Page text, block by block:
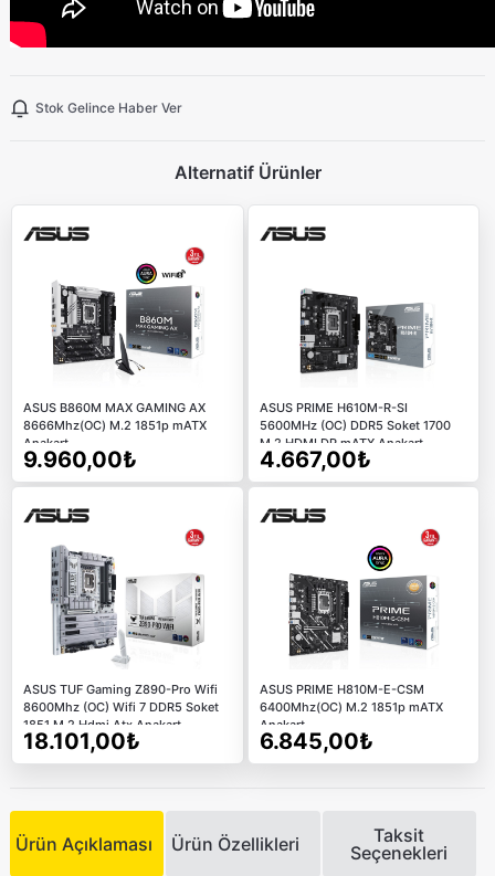
Stok Gelince Haber Ver
Alternatif Ürünler
ASUS B860M MAX GAMING AX
8666Mhz(OC) M.2 1851p mATX
Anakart
9.960,00₺
ASUS PRIME H610M-R-SI
5600MHz (OC) DDR5 Soket 1700
M.2 HDMI DP mATX Anakart
4.667,00₺
ASUS TUF Gaming Z890-Pro Wifi
8600Mhz (OC) Wifi 7 DDR5 Soket
1851 M.2 Hdmi Atx Anakart
18.101,00₺
ASUS PRIME H810M-E-CSM
6400Mhz(OC) M.2 1851p mATX
Anakart
6.845,00₺
Ürün Açıklaması Ürün Özellikleri
Taksit
Seçenekleri